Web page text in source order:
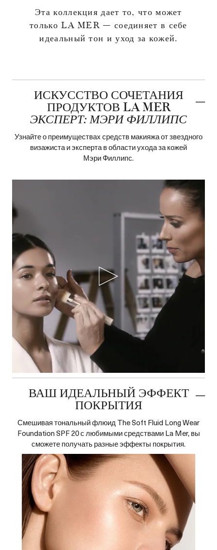
Эта коллекция дает то, что может
только LA MER — соединяет в себе
идеальный тон и уход за кожей.
ИСКУССТВО СОЧЕТАНИЯ
ПРОДУКТОВ LA MER
ЭКСПЕРТ: МЭРИ ФИЛЛИПС
Узнайте о преимуществах средств макияжа от звездного
визажиста и эксперта в области ухода за кожей
Мэри Филлипс.
ВАШ ИДЕАЛЬНЫЙ ЭФФЕКТ
ПОКРЫТИЯ
Смешивая тональный флюид The Soft Fluid Long Wear
Foundation SPF 20 с любимыми средствами La Mer, вы
сможете получать разные эффекты покрытия.